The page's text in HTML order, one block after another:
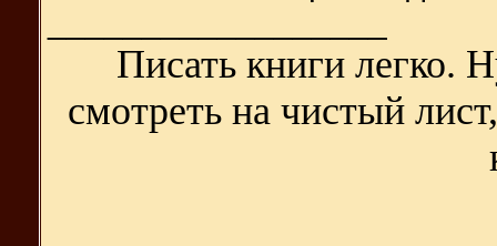
Писать книги легко.
смотреть на чистый